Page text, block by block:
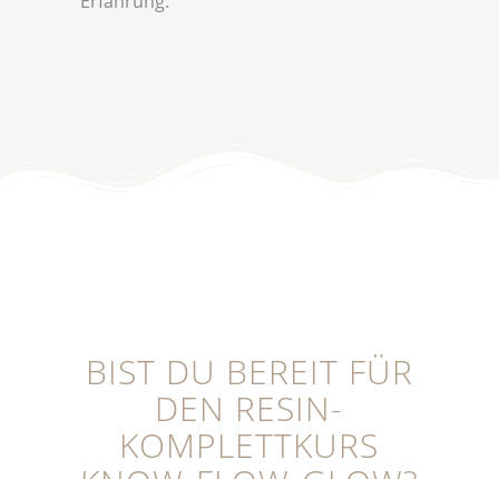
BIST DU BEREIT FÜR
DEN RESIN-
KOMPLETTKURS